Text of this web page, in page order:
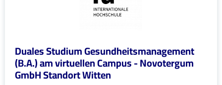
Duales Studium Gesundheitsmanagement
(B.A.) am virtuellen Campus - Novotergum
GmbH Standort Witten